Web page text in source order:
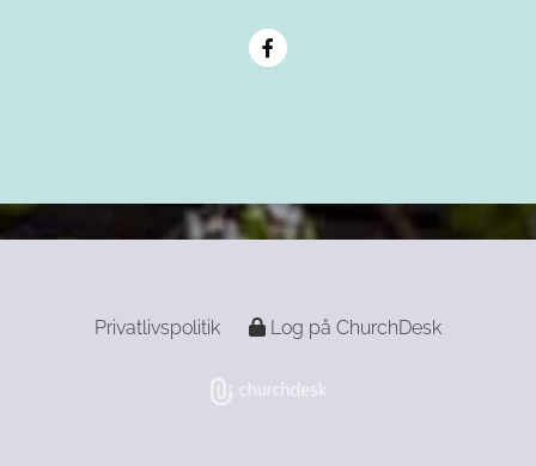
Privatlivspolitik Log på ChurchDesk